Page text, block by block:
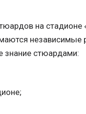
на стадионе
независимые
знание стюардами: